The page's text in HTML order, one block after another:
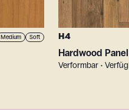
Medium Soft H4
Hardwood Panel
Verformbar •